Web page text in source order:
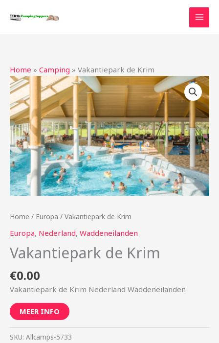
naar
Home » Camping » Vakantiepark de Krim
Home / Europa / Vakantiepark de Krim
Europa, Nederland, Waddeneilanden
Vakantiepark de Krim
€0.00
Vakantiepark de Krim Nederland Waddeneilanden
MEER INFO
SKU: Allcamps-5733